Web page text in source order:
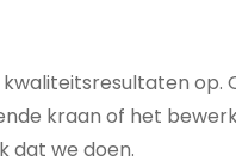
op.
kraan of het
dat we doen.